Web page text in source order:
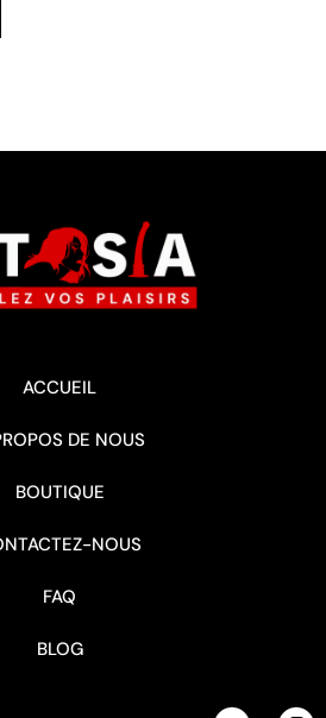
ACCUEIL
DE NOUS
BOUTIQUE
NOUS
FAQ
BLOG